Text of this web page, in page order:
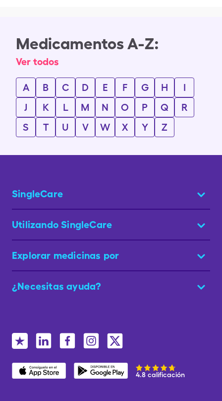
Medicamentos A-Z:
Ver todos
A B C D E F G H
I
J
K L M N O P Q
R
S
T U V W X Y Z
SingleCare
Utilizando SingleCare
Explorar medicinas por
¿Necesitas ayuda?
4.8 calificación